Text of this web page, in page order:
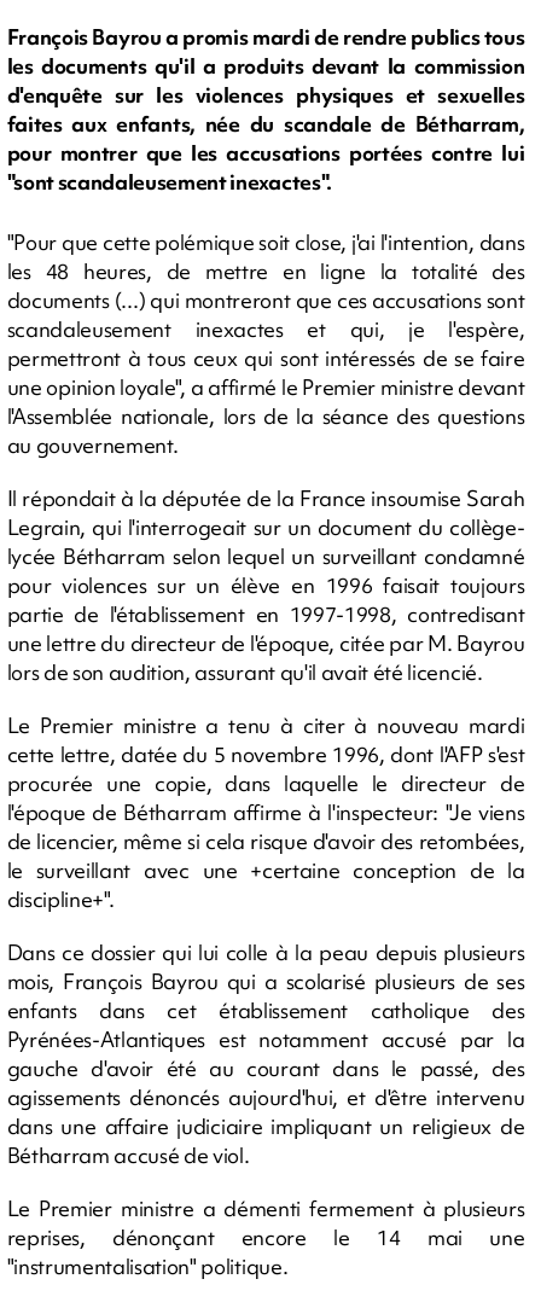
François Bayrou a promis mardi de rendre publics tous
les documents qu'il a produits devant la commission
d'enquête sur les violences physiques et sexuelles
faites aux enfants, née du scandale de Bétharram,
pour montrer que les accusations portées contre lui
"sont scandaleusement inexactes".
"Pour que cette polémique soit close, j'ai l'intention, dans
les 48 heures, de mettre en ligne la totalité des
documents (...) qui montreront que ces accusations sont
scandaleusement inexactes et qui, je l'espère,
permettront à tous ceux qui sont intéressés de se faire
une opinion loyale", a affirmé le Premier ministre devant
l'Assemblée nationale, lors de la séance des questions
au gouvernement.
Il répondait à la députée de la France insoumise Sarah
Legrain, qui l'interrogeait sur un document du collège-
lycée Bétharram selon lequel un surveillant condamné
pour violences sur un élève en 1996 faisait toujours
partie de l'établissement en 1997-1998, contredisant
une lettre du directeur de l'époque, citée par M. Bayrou
lors de son audition, assurant qu'il avait été licencié.
Le Premier ministre a tenu à citer à nouveau mardi
cette lettre, datée du 5 novembre 1996, dont l'AFP s'est
procurée une copie, dans laquelle le directeur de
l'époque de Bétharram affirme à l'inspecteur: "Je viens
de licencier, même si cela risque d'avoir des retombées,
le surveillant avec une +certaine conception de la
discipline+".
Dans ce dossier qui lui colle à la peau depuis plusieurs
mois, François Bayrou qui a scolarisé plusieurs de ses
enfants dans cet établissement catholique des
Pyrénées-Atlantiques est notamment accusé par la
gauche d'avoir été au courant dans le passé, des
agissements dénoncés aujourd'hui, et d'être intervenu
dans une affaire judiciaire impliquant un religieux de
Bétharram accusé de viol.
Le Premier ministre a démenti fermement à plusieurs
reprises, dénonçant encore le 14 mai une
"instrumentalisation" politique.